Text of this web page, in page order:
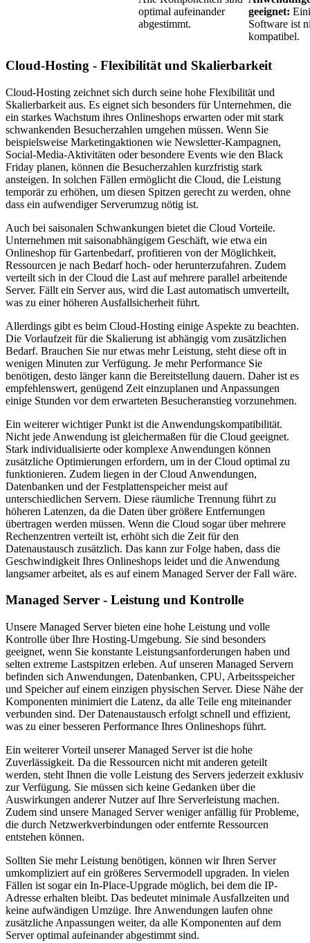
optimal aufeinander
abgestimmt.
geeignet:
Software ist
kompatibel.
Cloud-Hosting - Flexibilität und Skalierbarkeit
Cloud-Hosting zeichnet sich durch seine hohe Flexibilität und
Skalierbarkeit aus. Es eignet sich besonders für Unternehmen, die
ein starkes Wachstum ihres Onlineshops erwarten oder mit stark
schwankenden Besucherzahlen umgehen müssen. Wenn Sie
beispielsweise Marketingaktionen wie Newsletter-Kampagnen,
Social-Media-Aktivitäten oder besondere Events wie den Black
Friday planen, können die Besucherzahlen kurzfristig stark
ansteigen. In solchen Fällen ermöglicht die Cloud, die Leistung
temporär zu erhöhen, um diesen Spitzen gerecht zu werden, ohne
dass ein aufwendiger Serverumzug nötig ist.
Auch bei saisonalen Schwankungen bietet die Cloud Vorteile.
Unternehmen mit saisonabhängigem Geschäft, wie etwa ein
Onlineshop für Gartenbedarf, profitieren von der Möglichkeit,
Ressourcen je nach Bedarf hoch- oder herunterzufahren. Zudem
verteilt sich in der Cloud die Last auf mehrere parallel arbeitende
Server. Fällt ein Server aus, wird die Last automatisch umverteilt,
was zu einer höheren Ausfallsicherheit führt.
Allerdings gibt es beim Cloud-Hosting einige Aspekte zu beachten.
Die Vorlaufzeit für die Skalierung ist abhängig vom zusätzlichen
Bedarf. Brauchen Sie nur etwas mehr Leistung, steht diese oft in
wenigen Minuten zur Verfügung. Je mehr Performance Sie
benötigen, desto länger kann die Bereitstellung dauern. Daher ist es
empfehlenswert, genügend Zeit einzuplanen und Anpassungen
einige Stunden vor dem erwarteten Besucheranstieg vorzunehmen.
Ein weiterer wichtiger Punkt ist die Anwendungskompatibilität.
Nicht jede Anwendung ist gleichermaßen für die Cloud geeignet.
Stark individualisierte oder komplexe Anwendungen können
zusätzliche Optimierungen erfordern, um in der Cloud optimal zu
funktionieren. Zudem liegen in der Cloud Anwendungen,
Datenbanken und der Festplattenspeicher meist auf
unterschiedlichen Servern. Diese räumliche Trennung führt zu
höheren Latenzen, da die Daten über größere Entfernungen
übertragen werden müssen. Wenn die Cloud sogar über mehrere
Rechenzentren verteilt ist, erhöht sich die Zeit für den
Datenaustausch zusätzlich. Das kann zur Folge haben, dass die
Geschwindigkeit Ihres Onlineshops leidet und die Anwendung
langsamer arbeitet, als es auf einem Managed Server der Fall wäre.
Managed Server - Leistung und Kontrolle
Unsere Managed Server bieten eine hohe Leistung und volle
Kontrolle über Ihre Hosting-Umgebung. Sie sind besonders
geeignet, wenn Sie konstante Leistungsanforderungen haben und
selten extreme Lastspitzen erleben. Auf unseren Managed Servern
befinden sich Anwendungen, Datenbanken, CPU, Arbeitsspeicher
und Speicher auf einem einzigen physischen Server. Diese Nähe der
Komponenten minimiert die Latenz, da alle Teile eng miteinander
verbunden sind. Der Datenaustausch erfolgt schnell und effizient,
was zu einer besseren Performance Ihres Onlineshops führt.
Ein weiterer Vorteil unserer Managed Server ist die hohe
Zuverlässigkeit. Da die Ressourcen nicht mit anderen geteilt
werden, steht Ihnen die volle Leistung des Servers jederzeit exklusiv
zur Verfügung. Sie müssen sich keine Gedanken über die
Auswirkungen anderer Nutzer auf Ihre Serverleistung machen.
Zudem sind unsere Managed Server weniger anfällig für Probleme,
die durch Netzwerkverbindungen oder entfernte Ressourcen
entstehen können.
Sollten Sie mehr Leistung benötigen, können wir Ihren Server
umkompliziert auf ein größeres Servermodell upgraden. In vielen
Fällen ist sogar ein In-Place-Upgrade möglich, bei dem die IP-
Adresse erhalten bleibt. Das bedeutet minimale Ausfallzeiten und
keine aufwändigen Umzüge. Ihre Anwendungen laufen ohne
zusätzliche Anpassungen weiter, da alle Komponenten auf dem
Server optimal aufeinander abgestimmt sind.